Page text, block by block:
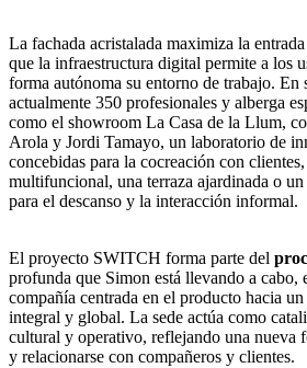
La fachada acristalada maximiza la
que la infraestructura digital permite a los
forma autónoma su entorno de trabajo. En
actualmente 350 profesionales y alberga
como el showroom La Casa de la Llum,
Arola y Jordi Tamayo, un laboratorio de
concebidas para la cocreación con
multifuncional, una terraza ajardinada o
para el descanso y la interacción informal.
El proyecto SWITCH forma parte del
profunda que Simon está llevando a cabo,
compañía centrada en el producto hacia
integral y global. La sede actúa como
cultural y operativo, reflejando una nueva
y relacionarse con compañeros y clientes.